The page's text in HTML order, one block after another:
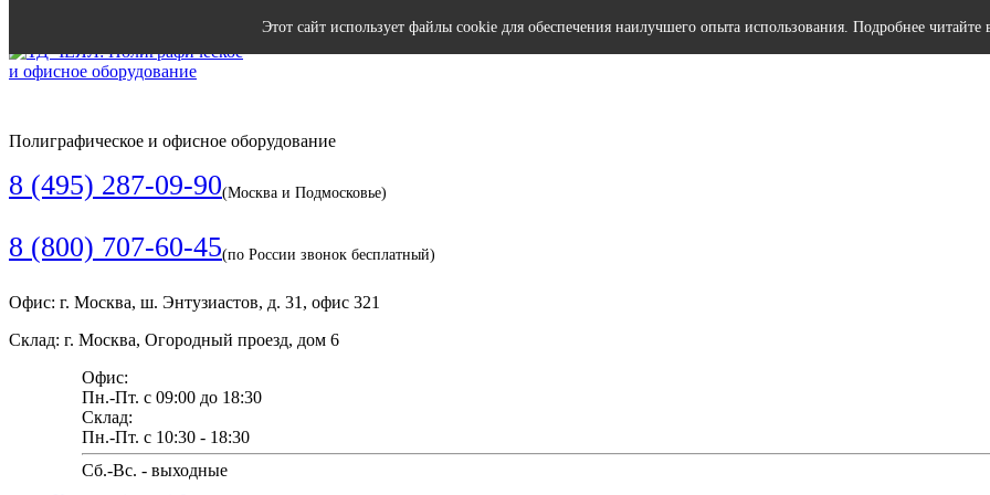
Полиграфическое и офисное оборудование
8 (495) 287-09-90(Москва и Подмосковье)
8 (800) 707-60-45(по России звонок бесплатный)
Офис: г. Москва, ш. Энтузиастов, д. 31, офис 321
Склад: г. Москва, Огородный проезд, дом 6
Офис:
Пн.-Пт. с 09:00 до 18:30
Склад:
Пн.-Пт. с 10:30 - 18:30
Сб.-Вс. - выходные
Этот сайт использует файлы cookie для обеспечения наилучшего опыта использования. Подробнее читайте